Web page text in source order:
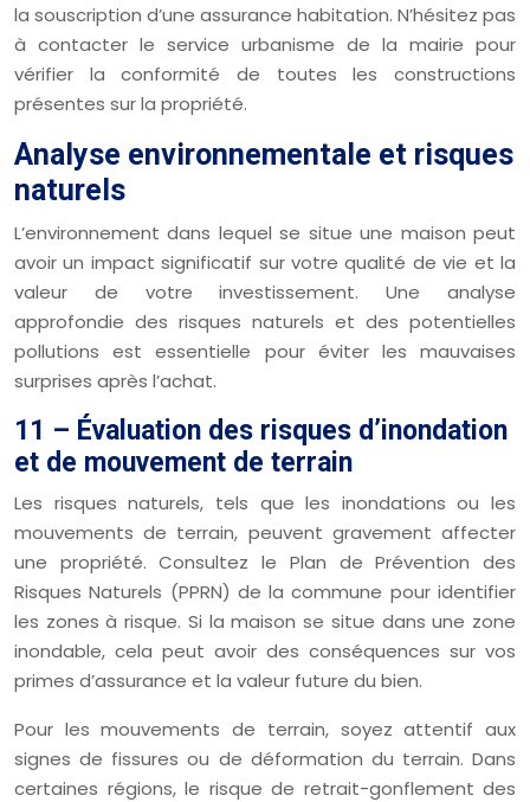
la souscription d’une assurance habitation. N’hésitez pas
à contacter le service urbanisme de la mairie pour
vérifier la conformité de toutes les constructions
présentes sur la propriété.
Analyse environnementale et risques
naturels
L’environnement dans lequel se situe une maison peut
avoir un impact significatif sur votre qualité de vie et la
valeur de votre investissement. Une analyse
approfondie des risques naturels et des potentielles
pollutions est essentielle pour éviter les mauvaises
surprises après l’achat.
11 – Évaluation des risques d’inondation
et de mouvement de terrain
Les risques naturels, tels que les inondations ou les
mouvements de terrain, peuvent gravement affecter
une propriété. Consultez le Plan de Prévention des
Risques Naturels (PPRN) de la commune pour identifier
les zones à risque. Si la maison se situe dans une zone
inondable, cela peut avoir des conséquences sur vos
primes d’assurance et la valeur future du bien.
Pour les mouvements de terrain, soyez attentif aux
signes de fissures ou de déformation du terrain. Dans
certaines régions, le risque de retrait-gonflement des